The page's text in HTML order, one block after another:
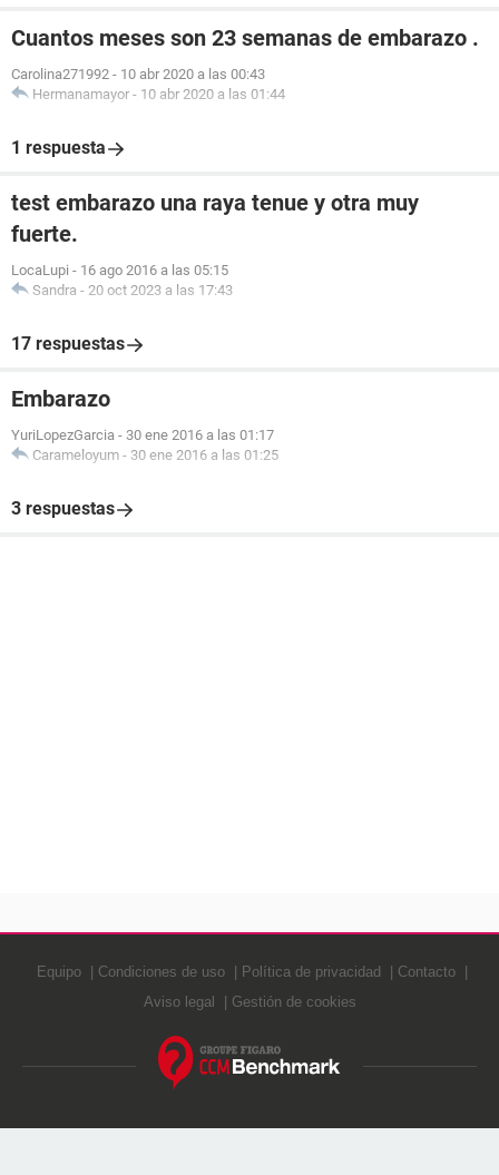
Cuantos meses son 23 semanas de embarazo .
Carolina271992 - 10 abr 2020 a las 00:43
Hermanamayor - 10 abr 2020 a las 01:44
1 respuesta
test embarazo una raya tenue y otra muy
fuerte.
LocaLupi - 16 ago 2016 a las 05:15
Sandra - 20 oct 2023 a las 17:43
17 respuestas
Embarazo
YuriLopezGarcia - 30 ene 2016 a las 01:17
Carameloyum - 30 ene 2016 a las 01:25
3 respuestas
Equipo Condiciones de uso Política de privacidad
Contacto
Aviso legal
Gestión de cookies